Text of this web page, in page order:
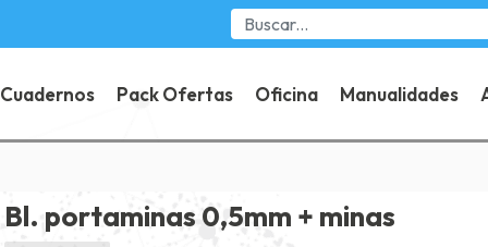
Cuadernos Pack Ofertas Oficina Manualidades
Bl. portaminas 0,5mm + minas